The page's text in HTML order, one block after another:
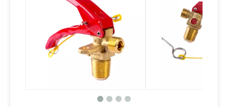
Kontrol Aliran Udara CO2 Fire Valve